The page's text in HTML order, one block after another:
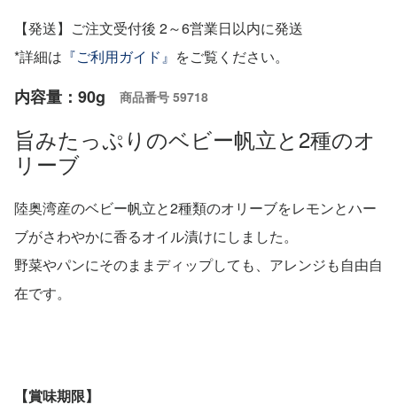
【発送】ご注文受付後 2～6営業日以内に発送
*詳細は 『ご利用ガイド』 をご覧ください。
内容量：90g 商品番号 59718
旨みたっぷりのベビー帆立と2種のオ
リーブ
陸奥湾産のベビー帆立と2種類のオリーブをレモンとハー
ブがさわやかに香るオイル漬けにしました。
野菜やパンにそのままディップしても、アレンジも自由自
在です。
【賞味期限】